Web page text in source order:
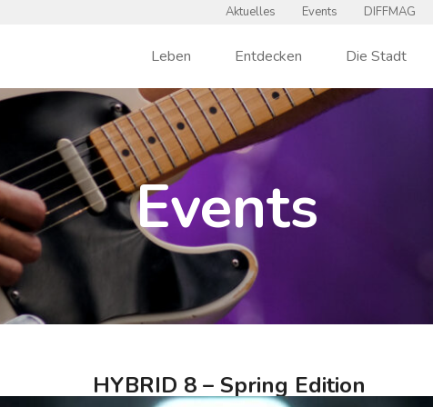
Aktuelles Events DIFFMAG
Leben Entdecken Die Stadt
Events
HYBRID 8 – Spring Edition